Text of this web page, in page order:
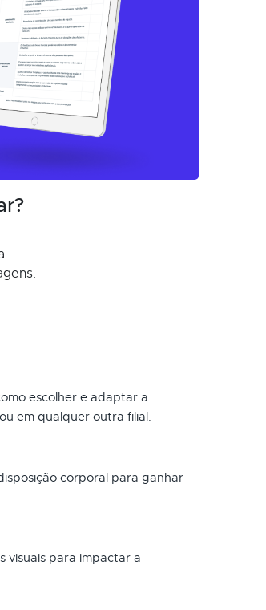
escolher e adaptar a
em qualquer outra filial.
corporal para ganhar
visuais para impactar a